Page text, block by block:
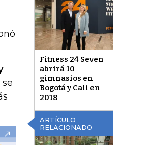
Fitness 24 Seven
abrirá 10
gimnasios en
Bogotá y Cali en
2018
ARTÍCULO
RELACIONADO